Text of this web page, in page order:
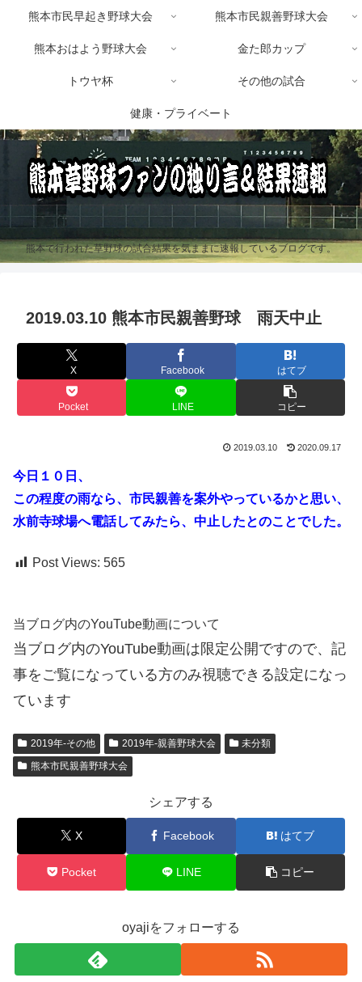
熊本で行われた草野球の試合結果を気ままに速報しているブログです。
熊本市民早起き野球大会 熊本市民親善野球大会
熊本おはよう野球大会 金た郎カップ
トウヤ杯 その他の試合
健康・プライベート
2019.03.10 熊本市民親善野球 雨天中止
X Facebook はてブ
Pocket LINE コピー
2019.03.10 2020.09.17
今日１０日、
この程度の雨なら、市民親善を案外やっているかと思い、
水前寺球場へ電話してみたら、中止したとのことでした。
Post Views: 565
当ブログ内のYouTube動画について
当ブログ内のYouTube動画は限定公開ですので、記
事をご覧になっている方のみ視聴できる設定になっ
ています
2019年-その他 2019年-親善野球大会
未分類
熊本市民親善野球大会
シェアする
X Facebook はてブ
Pocket LINE コピー
oyajiをフォローする